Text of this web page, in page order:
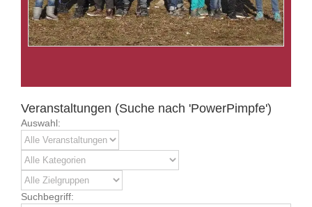
Veranstaltungen (Suche nach 'PowerPimpfe')
Auswahl:
Suchbegriff: